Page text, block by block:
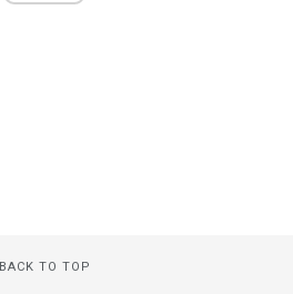
BACK TO TOP